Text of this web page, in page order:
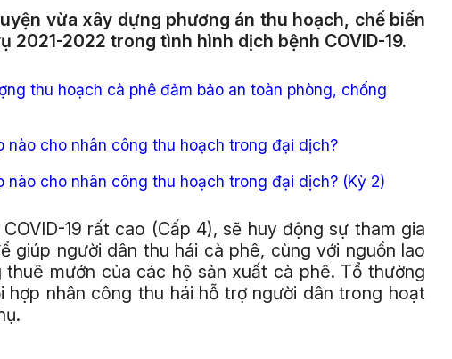
vừa xây dựng phương án thu hoạch, chế biến
2021-2022 trong tình hình dịch bệnh COVID-19.
thu hoạch cà phê đảm bảo an toàn phòng, chống
nào cho nhân công thu hoạch trong đại dịch?
nào cho nhân công thu hoạch trong đại dịch? (Kỳ 2)
19 rất cao (Cấp 4), sẽ huy động sự tham gia
giúp người dân thu hái cà phê, cùng với nguồn lao
mướn của các hộ sản xuất cà phê. Tổ thường
nhân công thu hái hỗ trợ người dân trong hoạt